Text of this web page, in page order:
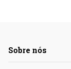
Sobre nós